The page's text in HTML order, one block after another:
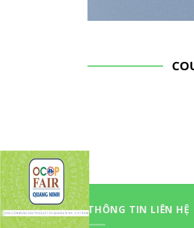
THÔNG TIN LIÊN HỆ